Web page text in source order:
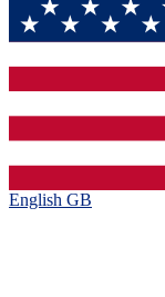
English GB‎